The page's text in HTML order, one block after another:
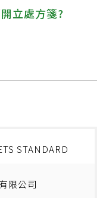
立處方箋?
STANDARD
限公司